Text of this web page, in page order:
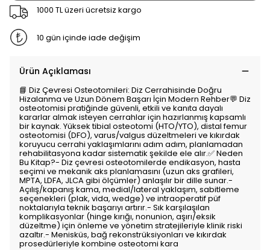
1000 TL üzeri ücretsiz kargo
10 gün içinde iade değişim
Ürün Açıklaması
📘 Diz Çevresi Osteotomileri: Diz Cerrahisinde Doğru
Hizalanma ve Uzun Dönem Başarı İçin Modern Rehber💬 Diz
osteotomisi pratiğinde güvenli, etkili ve kanıta dayalı
kararlar almak isteyen cerrahlar için hazırlanmış kapsamlı
bir kaynak. Yüksek tibial osteotomi (HTO/YTO), distal femur
osteotomisi (DFO), varus/valgus düzeltmeleri ve kıkırdak
koruyucu cerrahi yaklaşımlarını adım adım, planlamadan
rehabilitasyona kadar sistematik şekilde ele alır.✅ Neden
Bu Kitap?- Diz çevresi osteotomilerde endikasyon, hasta
seçimi ve mekanik aks planlamasını (uzun aks grafileri,
MPTA, LDFA, JLCA gibi ölçümler) anlaşılır bir dille sunar.-
Açılış/kapanış kama, medial/lateral yaklaşım, sabitleme
seçenekleri (plak, vida, wedge) ve intraoperatif püf
noktalarıyla teknik başarıyı artırır.- Sık karşılaşılan
komplikasyonlar (hinge kırığı, nonunion, aşırı/eksik
düzeltme) için önleme ve yönetim stratejileriyle klinik riski
azaltır.- Menisküs, bağ rekonstrüksiyonları ve kıkırdak
prosedürleriyle kombine osteotomi kara